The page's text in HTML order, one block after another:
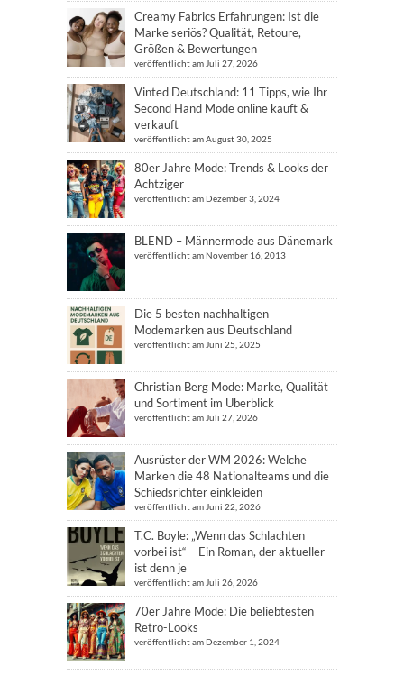
Creamy Fabrics Erfahrungen: Ist die
Marke seriös? Qualität, Retoure,
Größen & Bewertungen
veröffentlicht am Juli 27, 2026
Vinted Deutschland: 11 Tipps, wie Ihr
Second Hand Mode online kauft &
verkauft
veröffentlicht am August 30, 2025
80er Jahre Mode: Trends & Looks der
Achtziger
veröffentlicht am Dezember 3, 2024
BLEND – Männermode aus Dänemark
veröffentlicht am November 16, 2013
Die 5 besten nachhaltigen
Modemarken aus Deutschland
veröffentlicht am Juni 25, 2025
Christian Berg Mode: Marke, Qualität
und Sortiment im Überblick
veröffentlicht am Juli 27, 2026
Ausrüster der WM 2026: Welche
Marken die 48 Nationalteams und die
Schiedsrichter einkleiden
veröffentlicht am Juni 22, 2026
T.C. Boyle: „Wenn das Schlachten
vorbei ist“ – Ein Roman, der aktueller
ist denn je
veröffentlicht am Juli 26, 2026
70er Jahre Mode: Die beliebtesten
Retro-Looks
veröffentlicht am Dezember 1, 2024